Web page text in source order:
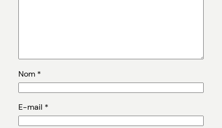
Nom *
E-mail *